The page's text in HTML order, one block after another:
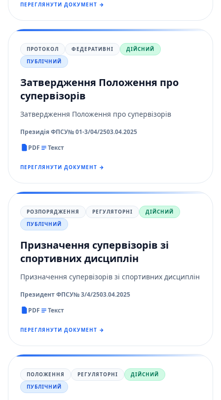
ПЕРЕГЛЯНУТИ ДОКУМЕНТ →
ПРОТОКОЛ ФЕДЕРАТИВНІ
ДІЙСНИЙ
ПУБЛІЧНИЙ
Затвердження Положення про
супервізорів
Затвердження Положення про супервізорів
Президія ФПСУ№ 01-3/04/2503.04.2025
PDF
Текст
ПЕРЕГЛЯНУТИ ДОКУМЕНТ →
РОЗПОРЯДЖЕННЯ РЕГУЛЯТОРНІ
ДІЙСНИЙ
ПУБЛІЧНИЙ
Призначення супервізорів зі
спортивних дисциплін
Призначення супервізорів зі спортивних дисциплін
Президент ФПСУ№ 3/4/2503.04.2025
PDF
Текст
ПЕРЕГЛЯНУТИ ДОКУМЕНТ →
ПОЛОЖЕННЯ РЕГУЛЯТОРНІ
ДІЙСНИЙ
ПУБЛІЧНИЙ